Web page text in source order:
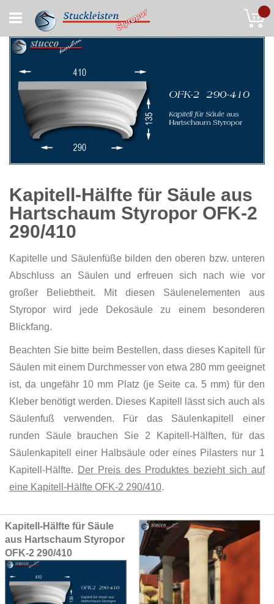
to
Content
Kapitell-Hälfte für Säule aus
Hartschaum Styropor OFK-2
290/410
Kapitelle und Säulenfüße bilden den oberen bzw. unteren
Abschluss an Säulen und erfreuen sich nach wie vor
großer Beliebtheit. Mit diesen Säulenelementen aus
Styropor wird jede Dekosäule zu einem besonderen
Blickfang.
Beachten Sie bitte beim Bestellen, dass dieses Kapitell für
Säulen mit einem Durchmesser von etwa 280 mm geeignet
ist, da ungefähr 10 mm Platz (je Seite ca. 5 mm) für den
Kleber benötigt werden. Dieses Kapitell lässt sich auch als
Säulenfuß verwenden. Für das Säulenkapitell einer
runden Säule brauchen Sie 2 Kapitell-Hälften, für das
Säulenkapitell einer Halbsäule oder eines Pilasters nur 1
Kapitell-Hälfte. Der Preis des Produktes bezieht sich auf
eine Kapitell-Hälfte OFK-2 290/410.
Grouped
product
items
Kapitell-Hälfte für Säule
aus Hartschaum Styropor
OFK-2 290/410